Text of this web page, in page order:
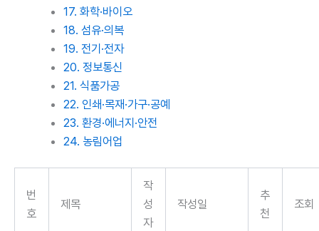
17. 화학·바이오
18. 섬유·의복
19. 전기·전자
20. 정보통신
21. 식품가공
22. 인쇄·목재·가구·공예
23. 환경·에너지·안전
24. 농림어업
번
호
제목
작
성
자
작성일
추
천
조회